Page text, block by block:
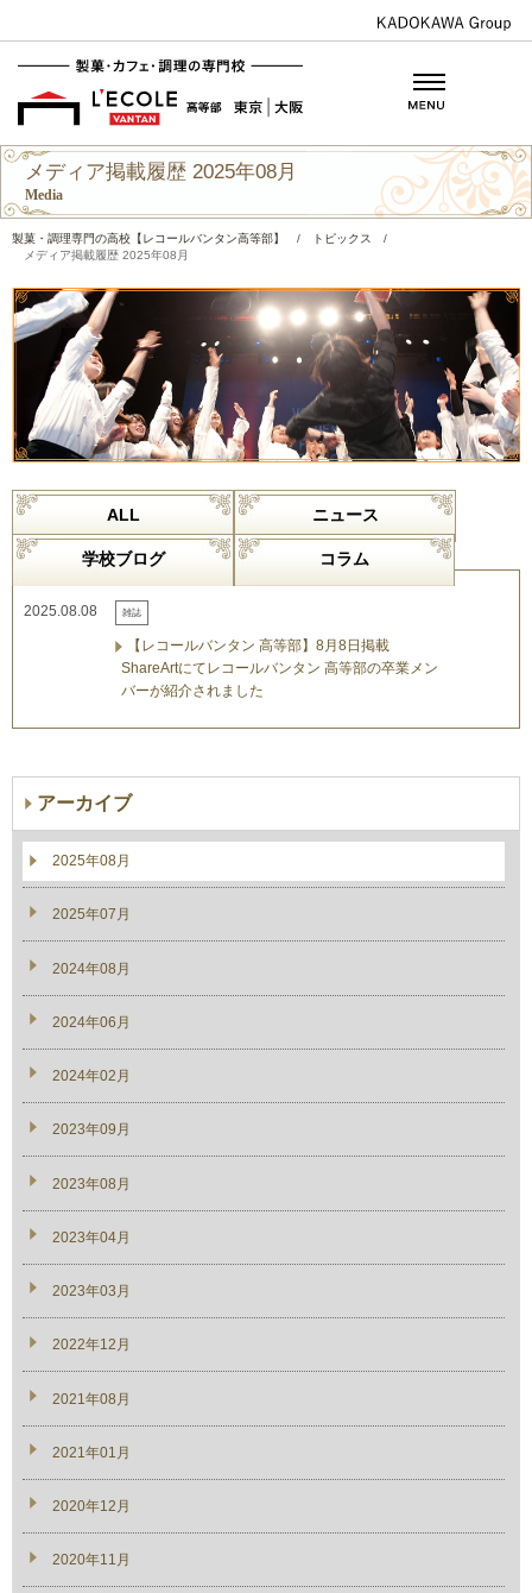
メディア掲載履歴 2025年08月
Media
製菓・調理専門の高校【レコールバンタン高等部】 / トピックス
/
メディア掲載履歴 2025年08月
ALL ニュース
学校ブログ コラム
2025.08.08 雑誌
【レコールバンタン 高等部】8月8日掲載
ShareArtにてレコールバンタン 高等部の卒業メン
バーが紹介されました
アーカイブ
2025年08月
2025年07月
2024年08月
2024年06月
2024年02月
2023年09月
2023年08月
2023年04月
2023年03月
2022年12月
2021年08月
2021年01月
2020年12月
2020年11月